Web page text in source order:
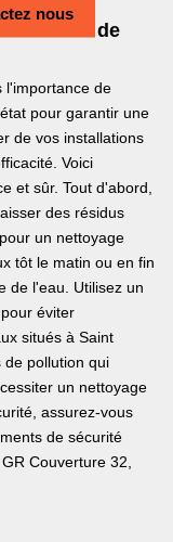
nous
et sûr de
l'importance de
pour garantir une
de vos installations
Voici
et sûr. Tout d'abord,
des résidus
un nettoyage
tôt le matin ou en fin
de l'eau. Utilisez un
éviter
situés à Saint
de pollution qui
un nettoyage
assurez-vous
de sécurité
Couverture 32,